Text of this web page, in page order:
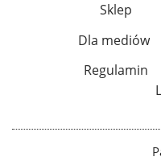
Sklep
Dla mediów
Regulamin